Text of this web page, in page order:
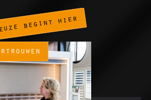
begint hier